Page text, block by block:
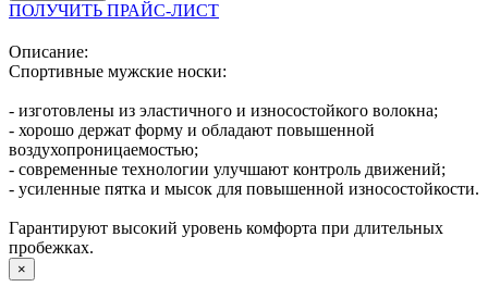
ПОЛУЧИТЬ ПРАЙС-ЛИСТ
Описание:
Спортивные мужские носки:
- изготовлены из эластичного и износостойкого волокна;
- хорошо держат форму и обладают повышенной
воздухопроницаемостью;
- современные технологии улучшают контроль движений;
- усиленные пятка и мысок для повышенной износостойкости.
Гарантируют высокий уровень комфорта при длительных
пробежках.
×